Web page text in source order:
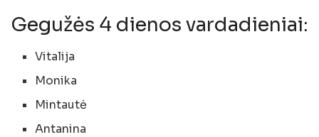
Gegužės 4 dienos vardadieniai:
Vitalija
Monika
Mintautė
Antanina